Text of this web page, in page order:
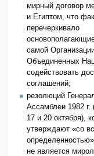
мирный договор
и Египтом, что
перечеркивало
самой
Объединенных
содействовать
соглашений;
резолюций
Ассамблеи 1982 г.
17 и 20 октября),
утверждают «со
не является